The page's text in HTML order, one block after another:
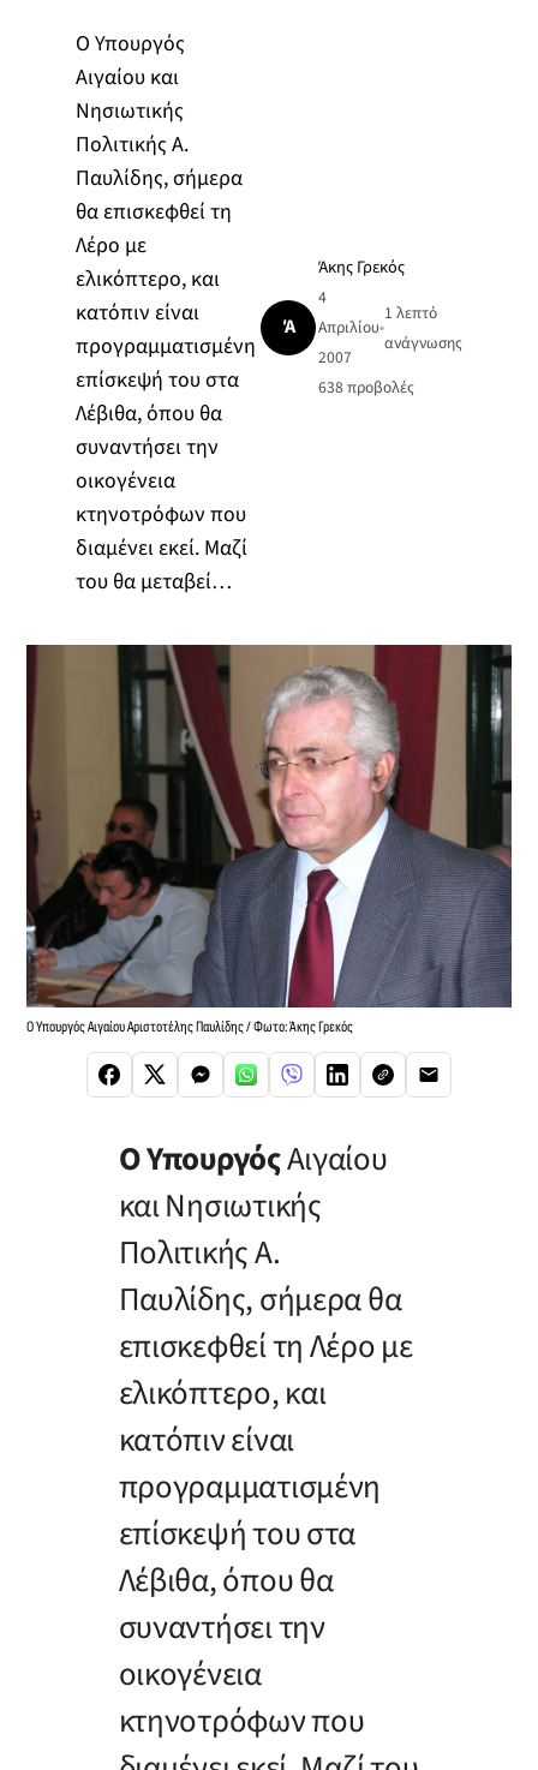
Ο Υπουργός
Αιγαίου και
Νησιωτικής
Πολιτικής Α.
Παυλίδης, σήμερα
θα επισκεφθεί τη
Λέρο με
ελικόπτερο, και
κατόπιν είναι
προγραμματισμένη
επίσκεψή του στα
Λέβιθα, όπου θα
συναντήσει την
οικογένεια
κτηνοτρόφων που
διαμένει εκεί. Μαζί
του θα μεταβεί…
Ά
Άκης Γρεκός
4
Απριλίου
2007
•
1 λεπτό
ανάγνωσης
638 προβολές
Ο Υπουργός Αιγαίου Αριστοτέλης Παυλίδης / Φωτο: Άκης Γρεκός
Ο ΥπουργόςΑιγαίου
και Νησιωτικής
Πολιτικής Α.
Παυλίδης, σήμερα θα
επισκεφθεί τη Λέρο με
ελικόπτερο, και
κατόπιν είναι
προγραμματισμένη
επίσκεψή του στα
Λέβιθα, όπου θα
συναντήσει την
οικογένεια
κτηνοτρόφων που